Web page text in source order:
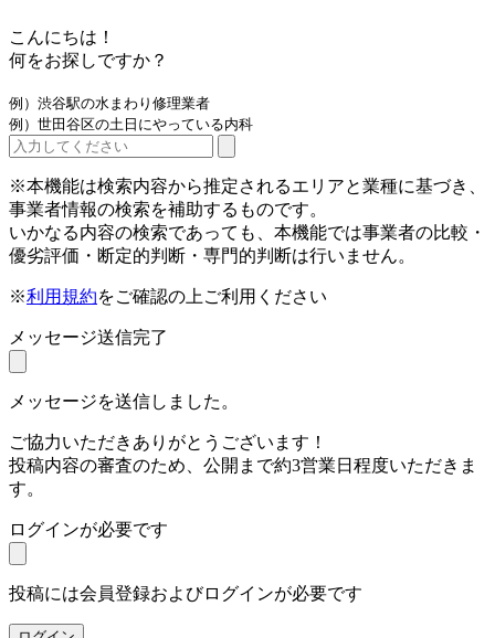
こんにちは！
何をお探しですか？
例）渋谷駅の水まわり修理業者
例）世田谷区の土日にやっている内科
※本機能は検索内容から推定されるエリアと業種に基づき、
事業者情報の検索を補助するものです。
いかなる内容の検索であっても、本機能では事業者の比較・
優劣評価・断定的判断・専門的判断は行いません。
※利用規約をご確認の上ご利用ください
メッセージ送信完了
メッセージを送信しました。
ご協力いただきありがとうございます！
投稿内容の審査のため、公開まで約3営業日程度いただきま
す。
ログインが必要です
投稿には会員登録およびログインが必要です